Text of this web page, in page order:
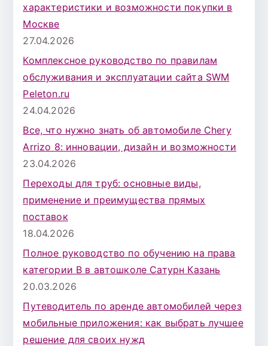
характеристики и возможности покупки в
Москве
27.04.2026
Комплексное руководство по правилам
обслуживания и эксплуатации сайта SWM
Peleton.ru
24.04.2026
Все, что нужно знать об автомобиле Chery
Arrizo 8: инновации, дизайн и возможности
23.04.2026
Переходы для труб: основные виды,
применение и преимущества прямых
поставок
18.04.2026
Полное руководство по обучению на права
категории B в автошколе Сатурн Казань
20.03.2026
Путеводитель по аренде автомобилей через
мобильные приложения: как выбрать лучшее
решение для своих нужд